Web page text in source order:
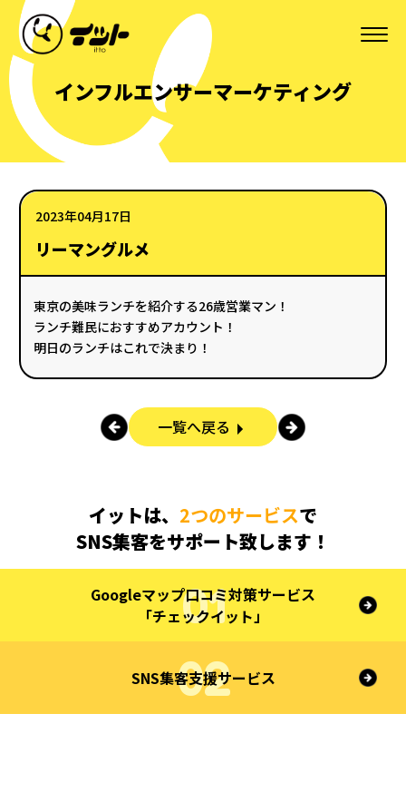
インフルエンサーマーケティング
リーマングルメ
2023年04月17日
東京の美味ランチを紹介する26歳営業マン！
ランチ難民におすすめアカウント！
明日のランチはこれで決まり！
一覧へ戻る
イットは、 2つのサービスで
SNS集客をサポート致します！
Googleマップ口コミ対策サービス
「チェックイット」
SNS集客支援サービス